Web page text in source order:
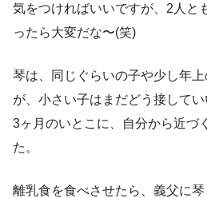
気をつければいいですが、2人と
ったら大変だな〜(笑)
琴は、同じぐらいの子や少し年
が、小さい子はまだどう接してい
3ヶ月のいとこに、自分から近づ
た。
離乳食を食べさせたら、義父に